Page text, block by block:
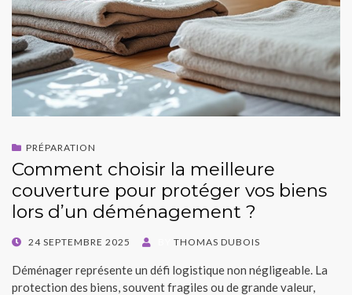
PRÉPARATION
Comment choisir la meilleure
couverture pour protéger vos biens
lors d’un déménagement ?
POSTED
24 SEPTEMBRE 2025 THOMAS DUBOIS
Déménager représente un défi logistique non négligeable. La
protection des biens, souvent fragiles ou de grande valeur,